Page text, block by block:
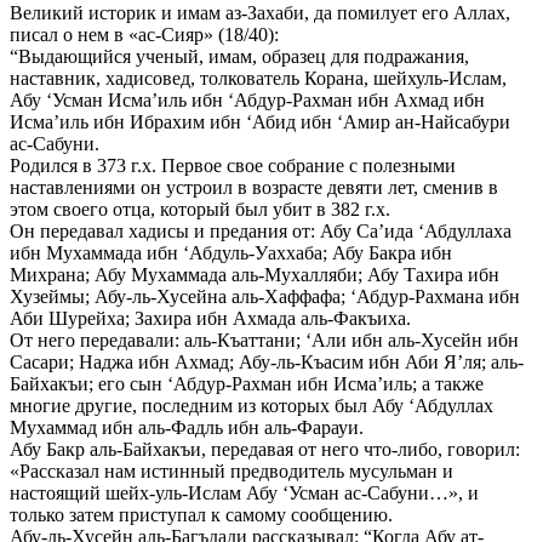
Великий историк и имам аз-Захаби, да помилует его Аллах,
писал о нем в «ас-Сияр» (18/40):
“Выдающийся ученый, имам, образец для подражания,
наставник, хадисовед, толкователь Корана, шейхуль-Ислам,
Абу ‘Усман Исма’иль ибн ‘Абдур-Рахман ибн Ахмад ибн
Исма’иль ибн Ибрахим ибн ‘Абид ибн ‘Амир ан-Найсабури
ас-Сабуни.
Родился в 373 г.х. Первое свое собрание с полезными
наставлениями он устроил в возрасте девяти лет, сменив в
этом своего отца, который был убит в 382 г.х.
Он передавал хадисы и предания от: Абу Са’ида ‘Абдуллаха
ибн Мухаммада ибн ‘Абдуль-Уаххаба; Абу Бакра ибн
Михрана; Абу Мухаммада аль-Мухалляби; Абу Тахира ибн
Хузеймы; Абу-ль-Хусейна аль-Хаффафа; ‘Абдур-Рахмана ибн
Аби Шурейха; Захира ибн Ахмада аль-Факъиха.
От него передавали: аль-Къаттани; ‘Али ибн аль-Хусейн ибн
Сасари; Наджа ибн Ахмад; Абу-ль-Къасим ибн Аби Я’ля; аль-
Байхакъи; его сын ‘Абдур-Рахман ибн Исма’иль; а также
многие другие, последним из которых был Абу ‘Абдуллах
Мухаммад ибн аль-Фадль ибн аль-Фарауи.
Абу Бакр аль-Байхакъи, передавая от него что-либо, говорил:
«Рассказал нам истинный предводитель мусульман и
настоящий шейх-уль-Ислам Абу ‘Усман ас-Сабуни…», и
только затем приступал к самому сообщению.
Абу-ль-Хусейн аль-Багъдади рассказывал: “Когда Абу ат-